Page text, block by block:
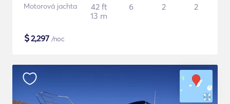
Motorová jachta
42 ft
13 m
6 2 2
$2,297 /noc